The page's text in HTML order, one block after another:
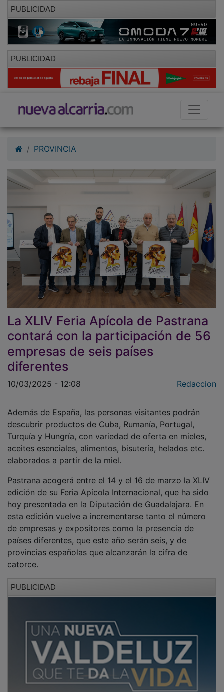
PUBLICIDAD
PUBLICIDAD
PROVINCIA
La XLIV Feria Apícola de Pastrana
contará con la participación de 56
empresas de seis países
diferentes
10/03/2025 - 12:08
Turquía y Hungría, con variedad de oferta en mieles,
aceites esenciales, alimentos, bisutería, helados etc.
elaborados a partir de la miel.
Pastrana acogerá entre el 14 y el 16 de marzo la XLIV
hoy presentada en la Diputación de Guadalajara. En
esta edición vuelve a incrementarse tanto el número
de empresas y expositores como la presencia de
países diferentes, que este año serán seis, y de
provincias españolas que alcanzarán la cifra de
catorce.
PUBLICIDAD
El vicepresidente cuarto y diputado delegado de
Desarrollo Rural, Desarrollo Sostenible y Agenda 2030,
referente a nivel nacional y una de las más relevantes
a nivel europeo” y ha explicado que la Diputación
sigue apostando por este evento aportando una
cuantía económica de 45.000 € para su organización,
además de ayudar a todos los apicultores de la
provincia con una línea de subvenciones anual de